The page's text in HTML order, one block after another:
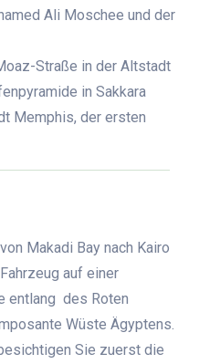
Ali Moschee und der
Straße in der Altstadt
in Sakkara
Memphis, der ersten
Makadi Bay nach Kairo
auf einer
entlang des Roten
Wüste Ägyptens.
Sie zuerst die